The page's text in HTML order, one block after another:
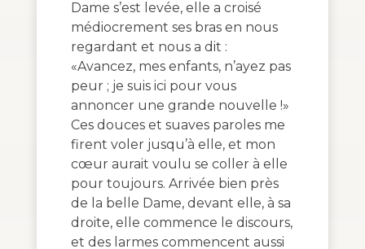
Dame s’est levée, elle a croisé
médiocrement ses bras en nous
regardant et nous a dit :
«Avancez, mes enfants, n’ayez pas
peur ; je suis ici pour vous
annoncer une grande nouvelle !»
Ces douces et suaves paroles me
firent voler jusqu’à elle, et mon
cœur aurait voulu se coller à elle
pour toujours. Arrivée bien près
de la belle Dame, devant elle, à sa
droite, elle commence le discours,
et des larmes commencent aussi